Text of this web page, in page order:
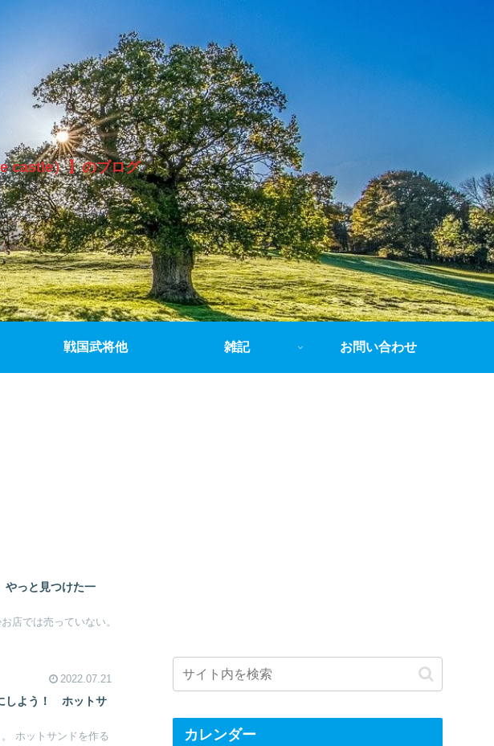
castle）】のブログ
戦国武将他 雑記 お問い合わせ
やっと見つけた一
店では売っていない。
2022.07.21
しよう！ ホットサ
ホットサンドを作る
カレンダー